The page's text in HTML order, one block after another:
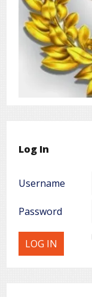
Log In
Username
Password